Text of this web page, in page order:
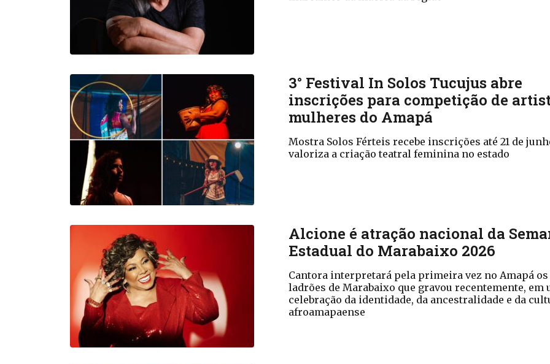
3° Festival In Solos Tucujus abre
inscrições para competição de
mulheres do Amapá
Mostra Solos Férteis recebe inscrições até 21 de
valoriza a criação teatral feminina no estado
Alcione é atração nacional da
Estadual do Marabaixo 2026
Cantora interpretará pela primeira vez no Amapá os
ladrões de Marabaixo que gravou recentemente, em
celebração da identidade, da ancestralidade e da
afroamapaense